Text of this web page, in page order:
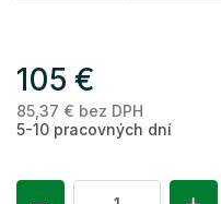
105 €
85,37 € bez DPH
5-10 pracovných dní